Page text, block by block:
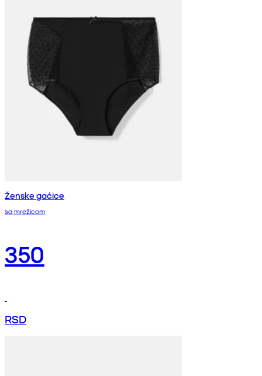
Ženske gaćice
sa mrežicom
350
RSD